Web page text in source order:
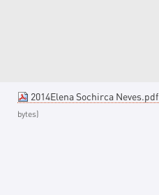
2014Elena Sochirca Neves.pdf
bytes)